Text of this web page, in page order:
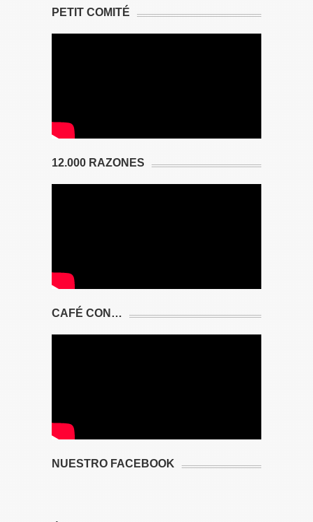
PETIT COMITÉ
12.000 RAZONES
CAFÉ CON…
NUESTRO FACEBOOK